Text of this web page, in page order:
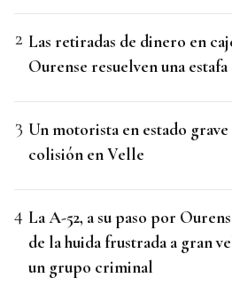
Las retiradas de dinero en
Ourense resuelven una
Un motorista en estado grave
colisión en Velle
La A-52, a su paso por
de la huida frustrada a gran
un grupo criminal